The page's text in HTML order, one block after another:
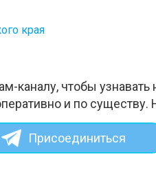
края
каналу, чтобы
и по существу.
Присоединиться